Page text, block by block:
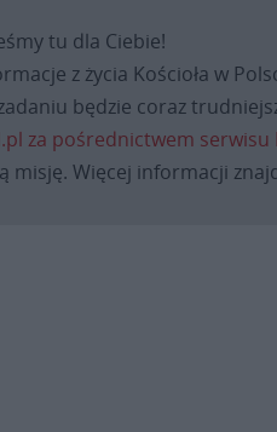
tu dla Ciebie!
z życia Kościoła w
będzie coraz
za pośrednictwem serwisu
misję. Więcej informacji